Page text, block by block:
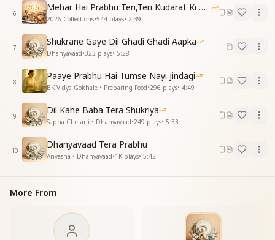
6
Mehar Hai Prabhu Teri,Teri Kudarat Ki Meharbani
2026 Collections•544 plays• 2:39
7
Shukrane Gaye Dil Ghadi Ghadi Aapka
Dhanyavaad•323 plays• 5:28
8
Paaye Prabhu Hai Tumse Nayi Jindagi
BK Vidya Gokhale • Preparing Food•296 plays• 4:49
9
Dil Kahe Baba Tera Shukriya
Sapna Chetarji • Dhanyavaad•249 plays• 5:33
10
Dhanyavaad Tera Prabhu
Anvesha • Dhanyavaad•1K plays• 5:42
More From